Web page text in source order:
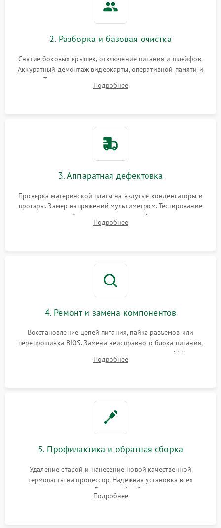
2. Разборка и базовая очистка
Снятие боковых крышек, отключение питания и шлейфов.
Аккуратный демонтаж видеокарты, оперативной памяти и
кулеров. Тщательная очистка корпуса и радиаторов от пыли
с помощью сжатого воздуха для предотвращения
Подробнее
3. Аппаратная дефектовка
Проверка материнской платы на вздутые конденсаторы и
прогары. Замер напряжений мультиметром. Тестирование
оперативной памяти и накопителей с помощью
диагностического ПО для выявления сбойных секторов и
Подробнее
4. Ремонт и замена компонентов
Восстановление цепей питания, пайка разъемов или
перепрошивка BIOS. Замена неисправного блока питания,
видеокарты, процессора или установка нового SSD для
восстановления и повышения скорости работы системы.
Подробнее
5. Профилактика и обратная сборка
Удаление старой и нанесение новой качественной
термопасты на процессор. Надежная установка всех
комплектующих в слоты. Грамотный кабель-менеджмент для
обеспечения правильной циркуляции воздуха внутри
Подробнее